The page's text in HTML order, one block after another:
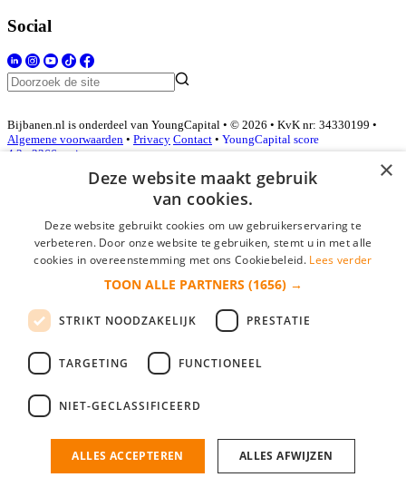
Social
Bijbanen.nl is onderdeel van YoungCapital • © 2026 • KvK nr: 34330199 •
Algemene voorwaarden • Privacy Contact • YoungCapital score
4.3 - 3366 reviews
Inloggen als bedrijf
*
login gegevens onthouden
login
Bedrijf aanmelden
nieuwe collega/werknemer zo gevonden!
×
Deze website maakt gebruik
van cookies.
Deze website gebruikt cookies om uw gebruikerservaring te
verbeteren. Door onze website te gebruiken, stemt u in met alle
cookies in overeenstemming met ons Cookiebeleid. Lees verder
TOON ALLE PARTNERS (1656) →
STRIKT NOODZAKELIJK PRESTATIE
TARGETING FUNCTIONEEL
NIET-GECLASSIFICEERD
ALLES ACCEPTEREN ALLES AFWIJZEN